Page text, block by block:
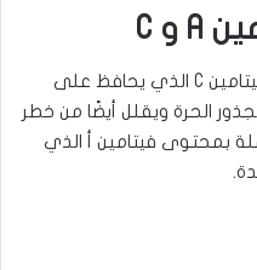
C الذي يحافظ على
الحرة ويقلل أيضًا من خطر
بمحتوى فيتامين أ الذي